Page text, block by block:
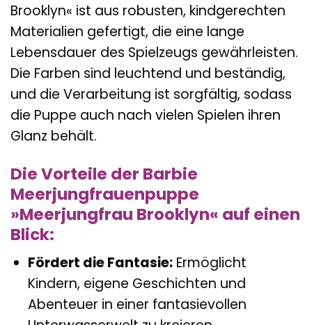
Brooklyn« ist aus robusten, kindgerechten
Materialien gefertigt, die eine lange
Lebensdauer des Spielzeugs gewährleisten.
Die Farben sind leuchtend und beständig,
und die Verarbeitung ist sorgfältig, sodass
die Puppe auch nach vielen Spielen ihren
Glanz behält.
Die Vorteile der Barbie
Meerjungfrauenpuppe
»Meerjungfrau Brooklyn« auf einen
Blick:
Fördert die Fantasie:Ermöglicht
Kindern, eigene Geschichten und
Abenteuer in einer fantasievollen